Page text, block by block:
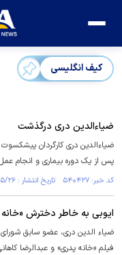
کیف انگلیسی
ضیاءالدین دری درگذشت
ضیاءالدین دری کارگردان
پس از یک دوره بیماری و انجام
کد خبر: ۵۴۰۴۲۷ تاریخ انتشار : ۱۳۹۷/۰۵/۲۶
ایوبی به خاطر دخترش «خانه
ضیاء الدین دری، عضو سابق
فیلم «خانه پدری» و عبدالرضا